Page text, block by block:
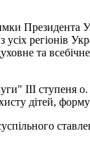
регіонів
та
ІІІ ступеня
дітей,